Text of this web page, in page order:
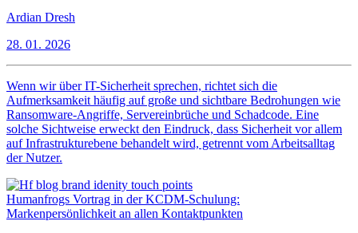
Ardian Dresh
28. 01. 2026
Wenn wir über IT-Sicherheit sprechen, richtet sich die
Aufmerksamkeit häufig auf große und sichtbare Bedrohungen wie
Ransomware-Angriffe, Servereinbrüche und Schadcode. Eine
solche Sichtweise erweckt den Eindruck, dass Sicherheit vor allem
auf Infrastrukturebene behandelt wird, getrennt vom Arbeitsalltag
der Nutzer.
Humanfrogs Vortrag in der KCDM-Schulung:
Markenpersönlichkeit an allen Kontaktpunkten